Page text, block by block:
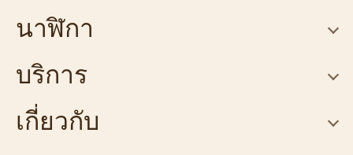
นาฬิกา
บริการ
เกี่ยวกับ